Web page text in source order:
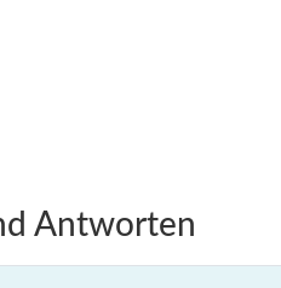
Antworten